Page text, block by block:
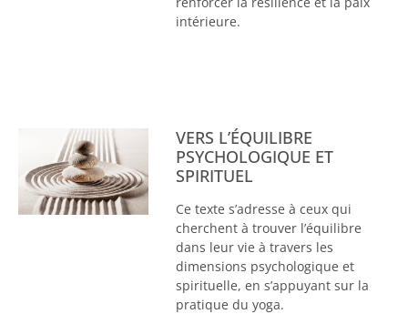
intérieure.
VERS L’ÉQUILIBRE
PSYCHOLOGIQUE ET
SPIRITUEL
Ce texte s’adresse à ceux qui
cherchent à trouver l’équilibre
dans leur vie à travers les
dimensions psychologique et
spirituelle, en s’appuyant sur la
pratique du yoga.